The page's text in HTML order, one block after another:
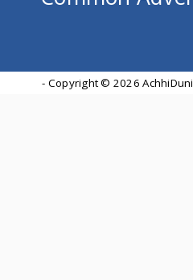
- Copyright © 2026